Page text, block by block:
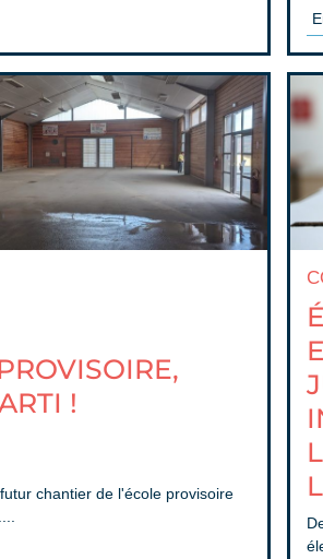
!
chantier de l'école provisoire